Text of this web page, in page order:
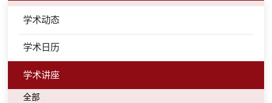
学术动态
学术日历
学术讲座
全部